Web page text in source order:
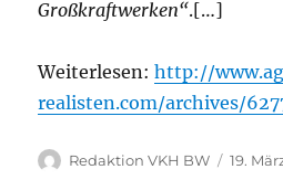
Großkraftwerken“.[…]
Weiterlesen:http://
realisten.com/archives/
Autor
Redaktion VKH BW 19.